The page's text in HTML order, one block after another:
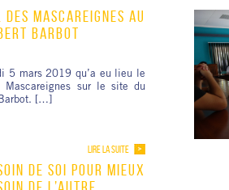
MASCAREIGNES AU
BARBOT
5 mars 2019 qu’a eu lieu le
Mascareignes sur le site du
[…]
LIRE LA SUITE
DE SOI POUR MIEUX